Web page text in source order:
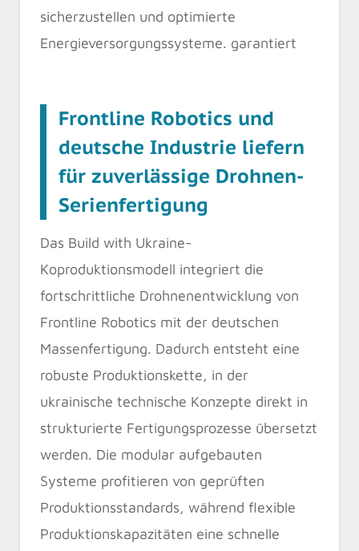
sicherzustellen und optimierte
Energieversorgungssysteme. garantiert
Frontline Robotics und
deutsche Industrie liefern
für zuverlässige Drohnen-
Serienfertigung
Das Build with Ukraine-
Koproduktionsmodell integriert die
fortschrittliche Drohnenentwicklung von
Frontline Robotics mit der deutschen
Massenfertigung. Dadurch entsteht eine
robuste Produktionskette, in der
ukrainische technische Konzepte direkt in
strukturierte Fertigungsprozesse übersetzt
werden. Die modular aufgebauten
Systeme profitieren von geprüften
Produktionsstandards, während flexible
Produktionskapazitäten eine schnelle